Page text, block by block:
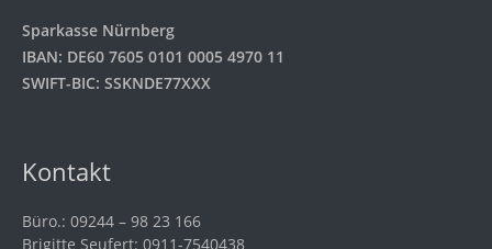
Sparkasse Nürnberg
IBAN: DE60 7605 0101 0005 4970 11
SWIFT-BIC: SSKNDE77XXX
Kontakt
Büro.: 09244 – 98 23 166
Brigitte Seufert: 0911-7540438